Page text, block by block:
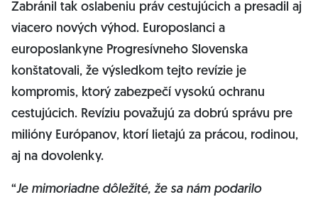
Zabránil tak oslabeniu práv cestujúcich a presadil aj
viacero nových výhod. Europoslanci a
europoslankyne Progresívneho Slovenska
konštatovali, že výsledkom tejto revízie je
kompromis, ktorý zabezpečí vysokú ochranu
cestujúcich. Revíziu považujú za dobrú správu pre
milióny Európanov, ktorí lietajú za prácou, rodinou,
aj na dovolenky.
“Je mimoriadne dôležité, že sa nám podarilo